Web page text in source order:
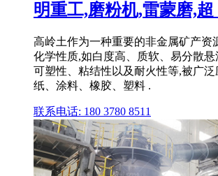
明重工,磨粉机,雷蒙磨,超
高岭土作为一种重要的非金属矿产资
化学性质,如白度高、质软、易分散
可塑性、粘结性以及耐火性等,被广
纸、涂料、橡胶、塑料 .
联系电话: 180 3780 8511